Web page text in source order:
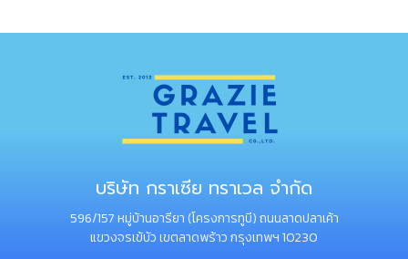
บริษัท กราเซีย ทราเวล จำกัด
596/157 หมู่บ้านอารียา (โครงการทูบี) ถนนลาดปลาเค้า
แขวงจรเข้บัว เขตลาดพร้าว กรุงเทพฯ 10230